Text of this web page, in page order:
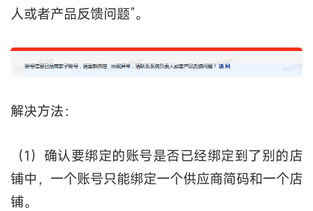
人或者产品反馈问题”。
解决方法：
（1）确认要绑定的账号是否已经绑定到了别的店
铺中，一个账号只能绑定一个供应商简码和一个店
铺。